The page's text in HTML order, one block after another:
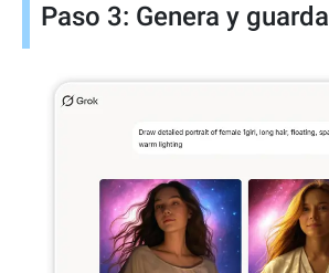
Paso 3: Genera y guarda